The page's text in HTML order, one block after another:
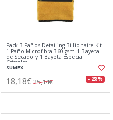
Pack 3 Paños Detailing Billionaire Kit
1 Paño Microfibra 360 gsm 1 Bayeta
de Secado y 1 Bayeta Especial
Cristales
SUMEX
18,18€ 25,14€ - 28%